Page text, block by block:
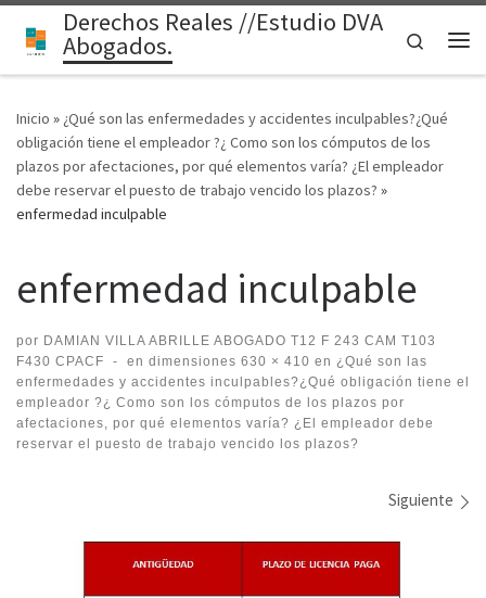
Saltar al contenido
Derechos Reales //Estudio DVA
Abogados.
Search
Inicio » ¿Qué son las enfermedades y accidentes inculpables?¿Qué
obligación tiene el empleador ?¿ Como son los cómputos de los
plazos por afectaciones, por qué elementos varía? ¿El empleador
debe reservar el puesto de trabajo vencido los plazos? »
enfermedad inculpable
enfermedad inculpable
por DAMIAN VILLA ABRILLE ABOGADO T12 F 243 CAM T103
F430 CPACF
- en dimensiones 630 × 410 en ¿Qué son las
enfermedades y accidentes inculpables?¿Qué obligación tiene el
empleador ?¿ Como son los cómputos de los plazos por
afectaciones, por qué elementos varía? ¿El empleador debe
reservar el puesto de trabajo vencido los plazos?
Siguiente